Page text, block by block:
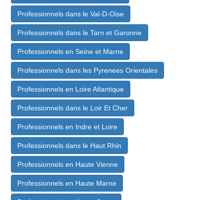
Professionnels dans le Val-D-Oise
Professionnels dans le Tarn et Garonne
Professionnels en Seine et Marne
Professionnels dans les Pyrenees Orientales
Professionnels en Loire Atlantique
Professionnels dans le Loir Et Cher
Professionnels en Indre et Loire
Professionnels dans le Haut Rhin
Professionnels en Haute Vienne
Professionnels en Haute Marne